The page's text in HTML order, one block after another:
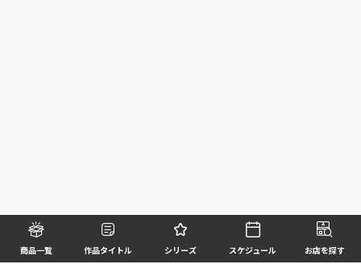
商品一覧 作品タイトル シリーズ スケジュール お店を探す